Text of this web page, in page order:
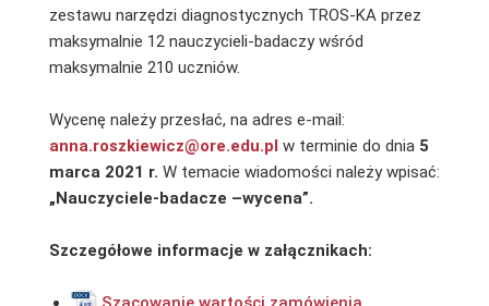
zestawu narzędzi diagnostycznych TROS-KA przez
maksymalnie 12 nauczycieli-badaczy wśród
maksymalnie 210 uczniów.
Wycenę należy przesłać, na adres e-mail:
anna.roszkiewicz@ore.edu.pl w terminie do dnia5
marca 2021 r. W temacie wiadomości należy wpisać:
„Nauczyciele-badacze –wycena”.
Szczegółowe informacje w załącznikach: